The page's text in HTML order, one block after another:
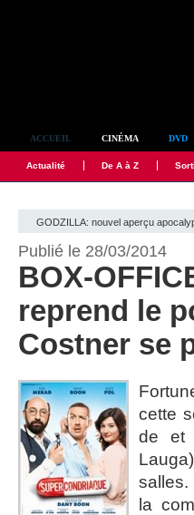
ACCUEIL CINÉMA DVD
Actualité De A à Z
GODZILLA: nouvel aperçu
Publié le 28/03/2014
BOX-
reprend le
Costner se
cette
de et
salles.
la